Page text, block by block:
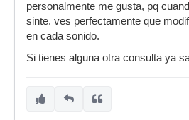
personalmente me gusta, pq
sinte. ves perfectamente que
en cada sonido.
Si tienes alguna otra consulta ya